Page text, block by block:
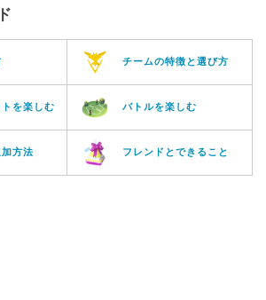
チームの特徴と選び方
を楽しむ バトルを楽しむ
方法 フレンドとできること